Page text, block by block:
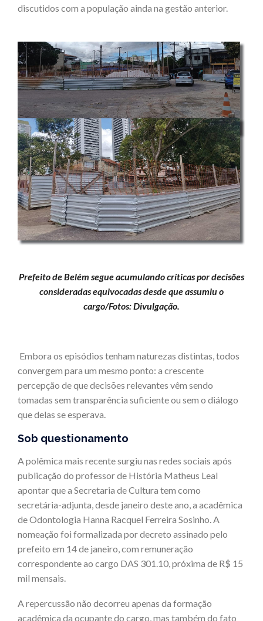
discutidos com a população ainda na gestão anterior.
Prefeito de Belém segue acumulando críticas por decisões
consideradas equivocadas desde que assumiu o
cargo/Fotos: Divulgação.
Embora os episódios tenham naturezas distintas, todos
convergem para um mesmo ponto: a crescente
percepção de que decisões relevantes vêm sendo
tomadas sem transparência suficiente ou sem o diálogo
que delas se esperava.
Sob questionamento
A polêmica mais recente surgiu nas redes sociais após
publicação do professor de História Matheus Leal
apontar que a Secretaria de Cultura tem como
secretária-adjunta, desde janeiro deste ano, a acadêmica
de Odontologia Hanna Racquel Ferreira Sosinho. A
nomeação foi formalizada por decreto assinado pelo
prefeito em 14 de janeiro, com remuneração
correspondente ao cargo DAS 301.10, próxima de R$ 15
mil mensais.
A repercussão não decorreu apenas da formação
acadêmica da ocupante do cargo, mas também do fato